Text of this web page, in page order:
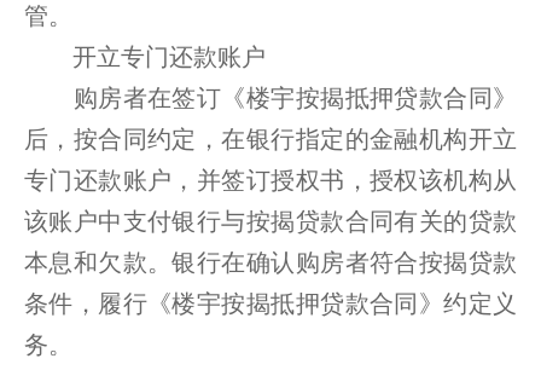
管。
开立专门还款账户
购房者在签订《楼宇按揭抵押贷款合同》
后，按合同约定，在银行指定的金融机构开立
专门还款账户，并签订授权书，授权该机构从
该账户中支付银行与按揭贷款合同有关的贷款
本息和欠款。银行在确认购房者符合按揭贷款
条件，履行《楼宇按揭抵押贷款合同》约定义
务。